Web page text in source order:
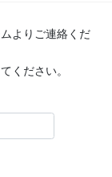
よりご連絡くだ
ください。